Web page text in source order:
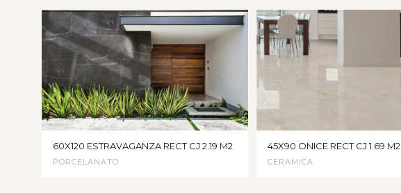
60X120 ESTRAVAGANZA RECT CJ 2.19 M2
PORCELANATO
45X90 ONICE RECT CJ 1.69 M2
CERAMICA